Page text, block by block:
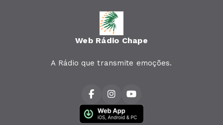
Web Rádio Chape
A Rádio que transmite emoções.